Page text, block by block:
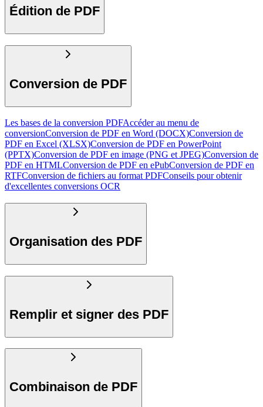
Édition de PDF
Conversion de PDF
Les bases de la conversion PDFAccéder au menu de
conversionConversion de PDF en Word (DOCX)Conversion de
PDF en Excel (XLSX)Conversion de PDF en PowerPoint
(PPTX)Conversion de PDF en image (PNG et JPEG)Conversion de
PDF en HTMLConversion de PDF en ePubConversion de PDF en
RTFConversion de fichiers au format PDFConseils pour obtenir
d'excellentes conversions OCR
Organisation des PDF
Remplir et signer des PDF
Combinaison de PDF